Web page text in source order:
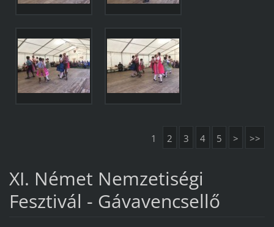
1 2 3 4 5 > >>
XI. Német Nemzetiségi
Fesztivál - Gávavencsellő